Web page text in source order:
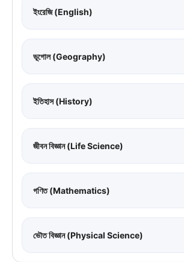
ইংরেজি (English)
ভূগোল (Geography)
ইতিহাস (History)
জীবন বিজ্ঞান (Life Science)
গণিত (Mathematics)
ভৌত বিজ্ঞান (Physical Science)